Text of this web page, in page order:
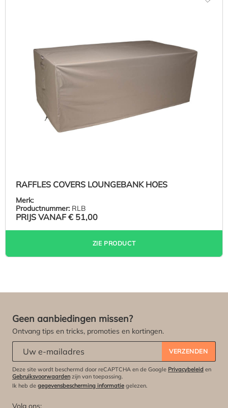
RAFFLES COVERS LOUNGEBANK HOES
Merk:
Productnummer: RLB
PRIJS VANAF € 51,00
ZIE PRODUCT
Geen aanbiedingen missen?
Ontvang tips en tricks, promoties en kortingen.
VERZENDEN
Deze site wordt beschermd door reCAPTCHA en de Google Privacybeleid en
Gebruiksvoorwaarden zijn van toepassing.
Ik heb de gegevensbescherming informatie gelezen.
Volg ons: